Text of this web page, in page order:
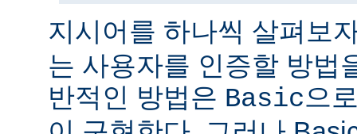
지시어를 하나씩 살펴보
는 사용자를 인증할 방법
반적인 방법은 Basic으